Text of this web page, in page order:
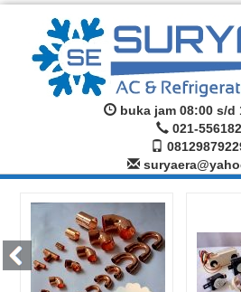
buka jam 08:00 s/d
021-